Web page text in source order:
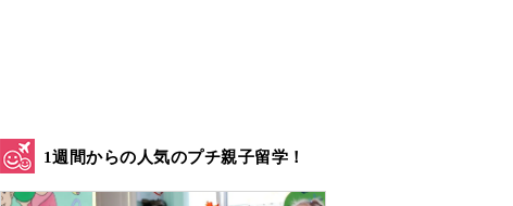
1週間からの人気のプチ親子留学！